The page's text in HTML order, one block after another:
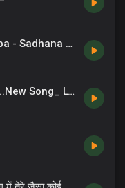
Sneh Pyar Ki Tujhse Baba - Sadhana Sargam
तेरा बनकर बाबा मालामाल हो गया..New Song_ Lyricist_ BK CA Lalit Inani, Music & Singer_ Ashish Inamdar